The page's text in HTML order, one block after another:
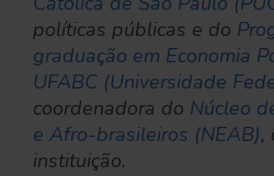
políticas públicas e do
graduação em Economia
UFABC (Universidade
coordenadora do Núcleo
e Afro-brasileiros (NEAB),
instituição.